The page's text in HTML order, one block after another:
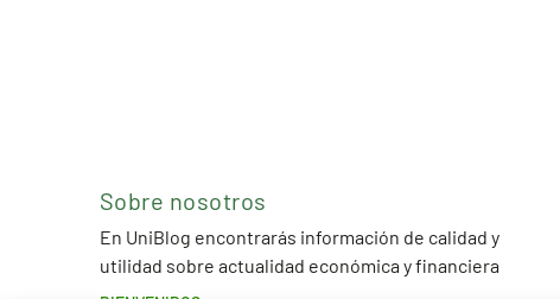
Sobre nosotros
En UniBlog encontrarás información de calidad y
utilidad sobre actualidad económica y financiera